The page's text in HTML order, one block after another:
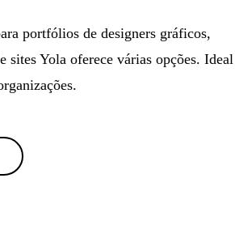
portfólios de designers gráficos,
sites Yola oferece várias opções. Ideal